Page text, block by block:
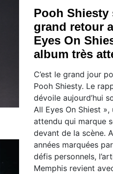
Pooh Shiesty
grand retour
Eyes On
album très
C’est le grand jour
Pooh Shiesty. Le
dévoile aujourd’hui
All Eyes On Shiest
attendu qui marque
devant de la scène.
années marquées
défis personnels,
Memphis revient